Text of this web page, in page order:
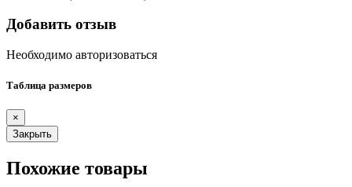
Добавить отзыв
Необходимо авторизоваться
Таблица размеров
×
Закрыть
Похожие товары